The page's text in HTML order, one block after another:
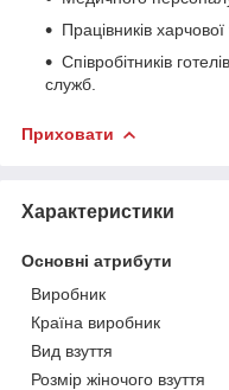
Працівників
Співробітників
служб.
Приховати
Характеристики
Основні атрибути
Виробник
Країна виробник
Вид взуття
Розмір жіночого взуття